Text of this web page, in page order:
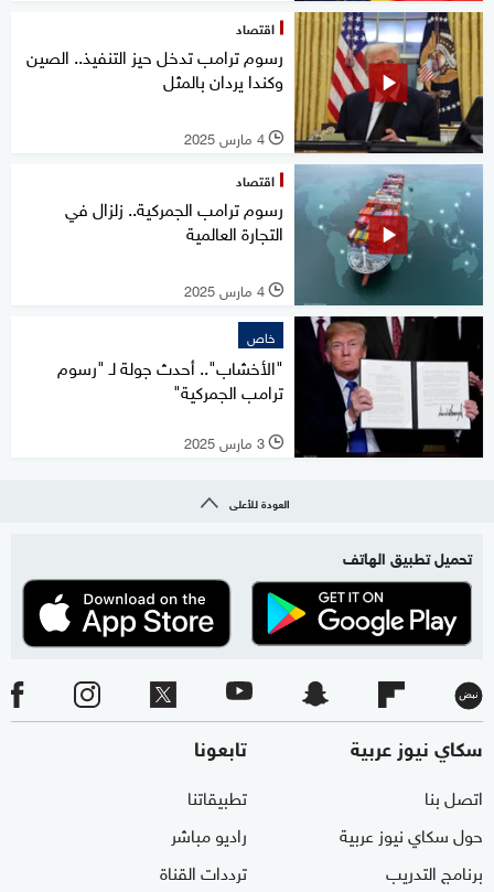
اقتصاد
رسوم ترامب تدخل حيز التنفيذ.. الصين
وكندا يردان بالمثل
l 4 مارس 2025
اقتصاد
رسوم ترامب الجمركية.. زلزال في
التجارة العالمية
l 4 مارس 2025
خاص
"الأخشاب".. أحدث جولة لـ "رسوم
ترامب الجمركية"
l 3 مارس 2025
العودة للأعلى
تحميل تطبيق الهاتف
سكاي نيوز عربية
اتصل بنا
حول سكاي نيوز عربية
برنامج التدريب
تابعونا
تطبيقاتنا
راديو مباشر
ترددات القناة